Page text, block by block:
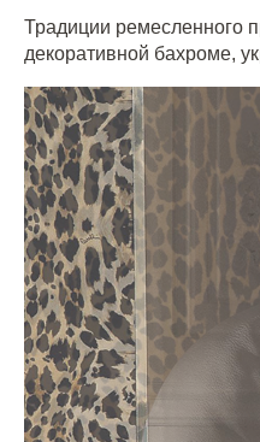
Традиции ремесленного
декоративной бахроме,